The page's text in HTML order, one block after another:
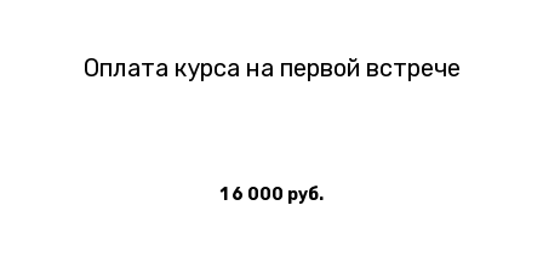
Оплата курса на первой встрече
1 6 000 руб.